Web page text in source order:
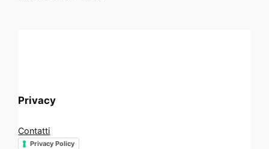
Privacy
Contatti
Privacy Policy